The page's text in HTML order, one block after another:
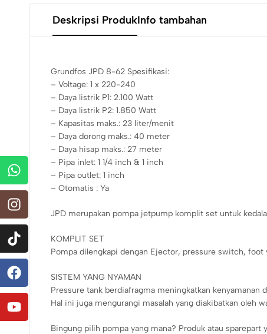
Deskripsi ProdukInfo tambahan
Grundfos JPD 8-62 Spesifikasi:
– Voltage: 1 x 220-240
– Daya listrik P1: 2.100 Watt
– Daya listrik P2: 1.850 Watt
– Kapasitas maks.: 23 liter/menit
– Daya dorong maks.: 40 meter
– Daya hisap maks.: 27 meter
– Pipa inlet: 1 1/4 inch & 1 inch
– Pipa outlet: 1 inch
– Otomatis : Ya
JPD merupakan pompa jetpump komplit set untuk
KOMPLIT SET
Pompa dilengkapi dengan Ejector, pressure switch, foot
SISTEM YANG NYAMAN
Pressure tank berdiafragma meningkatkan
Hal ini juga mengurangi masalah yang diakibatkan oleh
Bingung pilih pompa yang mana? Produk atau